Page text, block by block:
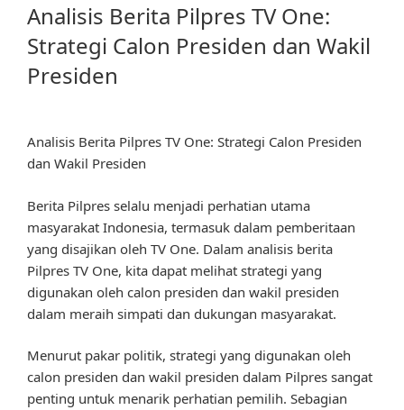
Analisis Berita Pilpres TV One:
Strategi Calon Presiden dan Wakil
Presiden
Analisis Berita Pilpres TV One: Strategi Calon Presiden
dan Wakil Presiden
Berita Pilpres selalu menjadi perhatian utama
masyarakat Indonesia, termasuk dalam pemberitaan
yang disajikan oleh TV One. Dalam analisis berita
Pilpres TV One, kita dapat melihat strategi yang
digunakan oleh calon presiden dan wakil presiden
dalam meraih simpati dan dukungan masyarakat.
Menurut pakar politik, strategi yang digunakan oleh
calon presiden dan wakil presiden dalam Pilpres sangat
penting untuk menarik perhatian pemilih. Sebagian